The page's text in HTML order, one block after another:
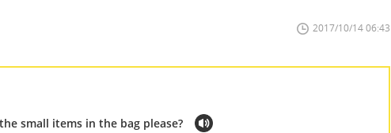
2017/10/14 06:43
small items in the bag please?